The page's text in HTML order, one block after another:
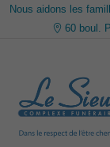
Nous aidons les
60 boul.